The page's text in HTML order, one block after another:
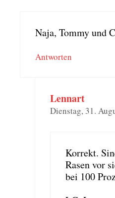
Naja, Tom­my und
Antworten
Lennart
Dienstag, 31.
Kor­rekt.
Rasen vor
bei 100